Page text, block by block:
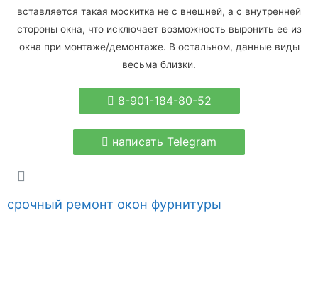
вставляется такая москитка не с внешней, а с внутренней
стороны окна, что исключает возможность выронить ее из
окна при монтаже/демонтаже. В остальном, данные виды
весьма близки.
8-901-184-80-52
написать Telegram
срочный ремонт окон фурнитуры